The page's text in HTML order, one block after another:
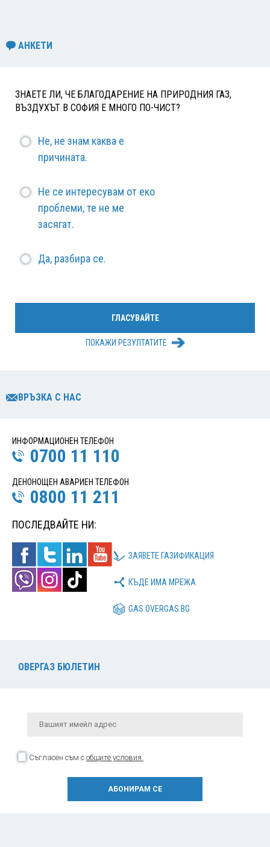
АНКЕТИ
ЗНАЕТЕ ЛИ, ЧЕ БЛАГОДАРЕНИЕ НА ПРИРОДНИЯ ГАЗ,
ВЪЗДУХЪТ В СОФИЯ Е МНОГО ПО-ЧИСТ?
Не, не знам каква е
причината.
Не се интересувам от еко
проблеми, те не ме
засягат.
Да, разбира се.
ПОКАЖИ РЕЗУЛТАТИТЕ
ВРЪЗКА С НАС
ИНФОРМАЦИОНЕН ТЕЛЕФОН
0700 11 110
ДЕНОНОЩЕН АВАРИЕН ТЕЛЕФОН
0800 11 211
ПОСЛЕДВАЙТЕ НИ:
ЗАЯВЕТЕ ГАЗИФИКАЦИЯ
КЪДЕ ИМА МРЕЖА
GAS.OVERGAS.BG
ОВЕРГАЗ БЮЛЕТИН
Съгласен съм с общите условия.